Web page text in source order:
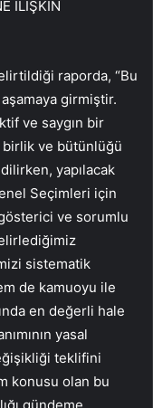
İLİŞKİN
raporda, “Bu
girmiştir.
ve saygın bir
ve bütünlüğü
yapılacak
Seçimleri için
ve sorumlu
sistematik
de kamuoyu ile
en değerli hale
yasal
teklifini
konusu olan bu
gündeme